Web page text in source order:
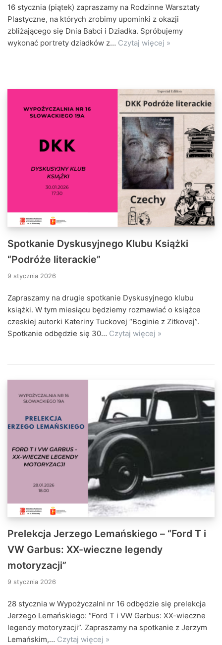
16 stycznia (piątek) zapraszamy na Rodzinne Warsztaty
Plastyczne, na których zrobimy upominki z okazji
zbliżającego się Dnia Babci i Dziadka. Spróbujemy
wykonać portrety dziadków z… Czytaj więcej »
Spotkanie Dyskusyjnego Klubu Książki
“Podróże literackie”
9 stycznia 2026
Zapraszamy na drugie spotkanie Dyskusyjnego klubu
książki. W tym miesiącu będziemy rozmawiać o książce
czeskiej autorki Kateriny Tuckovej “Boginie z Zitkovej”.
Spotkanie odbędzie się 30… Czytaj więcej »
Prelekcja Jerzego Lemańskiego – “Ford T i
VW Garbus: XX-wieczne legendy
motoryzacji”
9 stycznia 2026
28 stycznia w Wypożyczalni nr 16 odbędzie się prelekcja
Jerzego Lemańskiego: “Ford T i VW Garbus: XX-wieczne
legendy motoryzacji”. Zapraszamy na spotkanie z Jerzym
Lemańskim,… Czytaj więcej »